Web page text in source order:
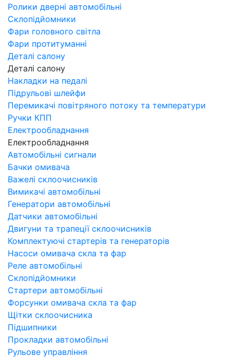
Ролики дверні автомобільні
Склопідйомники
Фари головного світла
Фари протитуманні
Деталі салону
Деталі салону
Накладки на педалі
Підрульові шлейфи
Перемикачі повітряного потоку та температури
Ручки КПП
Електрообладнання
Електрообладнання
Автомобільні сигнали
Бачки омивача
Важелі склоочисників
Вимикачі автомобільні
Генератори автомобільні
Датчики автомобільні
Двигуни та трапеції склоочисників
Комплектуючі стартерів та генераторів
Насоси омивача скла та фар
Реле автомобільні
Склопідйомники
Стартери автомобільні
Форсунки омивача скла та фар
Щітки склоочисника
Підшипники
Прокладки автомобільні
Рульове управління